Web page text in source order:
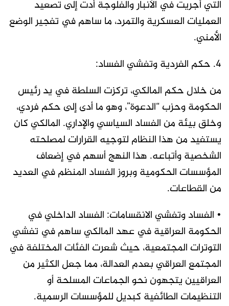
التي أُجريت في الأنبار والفلوجة أدت إلى تصعيد
العمليات العسكرية والتمرد، ما ساهم في تفجير الوضع
الأمني.
4. حكم الفردية وتفشي الفساد:
من خلال حكم المالكي، تركزت السلطة في يد رئيس
الحكومة وحزب “الدعوة”، وهو ما أدى إلى حكم فردي،
وخلق بيئة من الفساد السياسي والإداري. المالكي كان
يستفيد من هذا النظام لتوجيه القرارات لمصلحته
الشخصية وأتباعه. هذا النهج أسهم في إضعاف
المؤسسات الحكومية وبروز الفساد المنظم في العديد
من القطاعات.
• الفساد وتفشي الانقسامات: الفساد الداخلي في
الحكومة العراقية في عهد المالكي ساهم في تفشي
التوترات المجتمعية، حيث شعرت الفئات المختلفة في
المجتمع العراقي بعدم العدالة، مما جعل الكثير من
العراقيين يتجهون نحو الجماعات المسلحة أو
التنظيمات الطائفية كبديل للمؤسسات الرسمية.